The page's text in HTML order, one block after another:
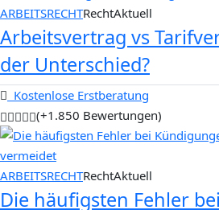
ARBEITSRECHTRechtAktuell
Arbeitsvertrag vs
der Unterschied?
Kostenlose Erstberatung
(+1.850 Bewertungen)
ARBEITSRECHTRechtAktuell
Die häufigsten Fehler